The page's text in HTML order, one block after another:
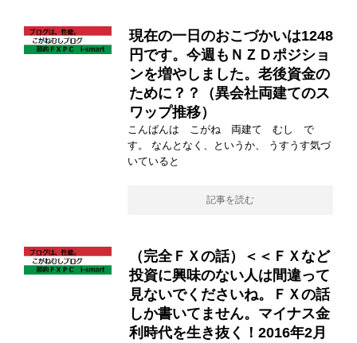
現在の一日のおこづかいは1248
円です。今週もＮＺＤポジショ
ンを増やしました。老後資金の
ために？？（異会社両建てのス
ワップ推移）
こんばんは こがね 両建て むし で
す。 なんとなく、というか、 うすうす気づ
いていると
記事を読む
（完全ＦＸの話）＜＜ＦＸなど
投資に興味のない人は間違って
見ないでくださいね。ＦＸの話
しか書いてません。マイナス金
利時代を生き抜く！2016年2月